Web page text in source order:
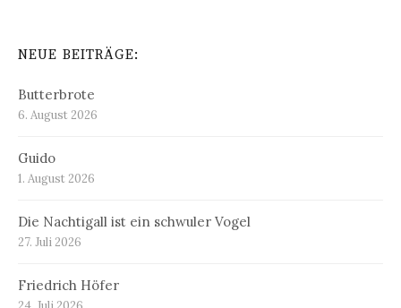
NEUE BEITRÄGE:
Butterbrote
6. August 2026
Guido
1. August 2026
Die Nachtigall ist ein schwuler Vogel
27. Juli 2026
Friedrich Höfer